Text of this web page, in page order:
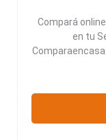
Compará
en tu